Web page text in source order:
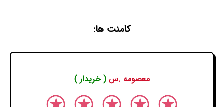
کامنت ها:
معصومه .س( خریدار )